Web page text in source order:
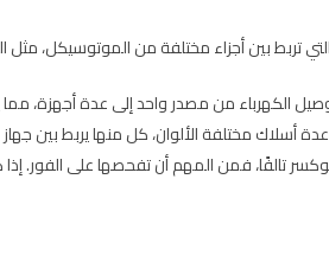
تربط بين أجزاء مختلفة من الموتوسيكل، مثل
الكهرباء من مصدر واحد إلى عدة أجهزة، مما
مختلفة الألوان، كل منها يربط بين جهاز
تالفًا، فمن المهم أن تفحصها على الفور. إذا